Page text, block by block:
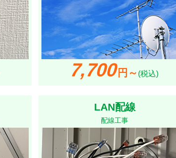
7,700円～ (税込)
LAN配線
配線工事